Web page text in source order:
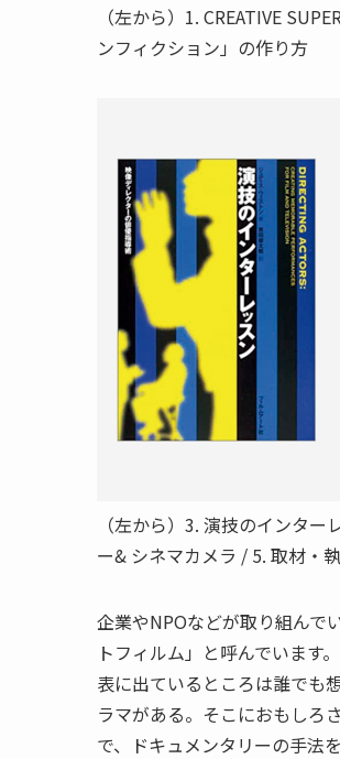
（左から）1. CREATIVE
ンフィクション」の作り方
（左から）3. 演技のインタ
ー& シネマカメラ / 5. 取材・
企業やNPOなどが取り組んで
トフィルム」と呼んでいます
表に出ているところは誰でも
ラマがある。そこにおもしろ
で、ドキュメンタリーの手法